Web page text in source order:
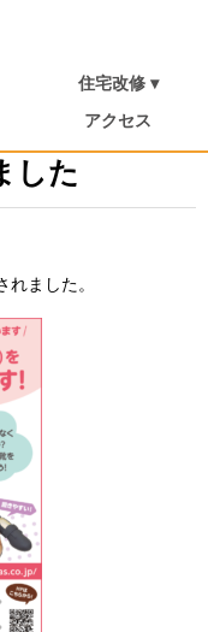
住宅改修 ▾
住宅改修
施工事例
アクセス
した
ました。